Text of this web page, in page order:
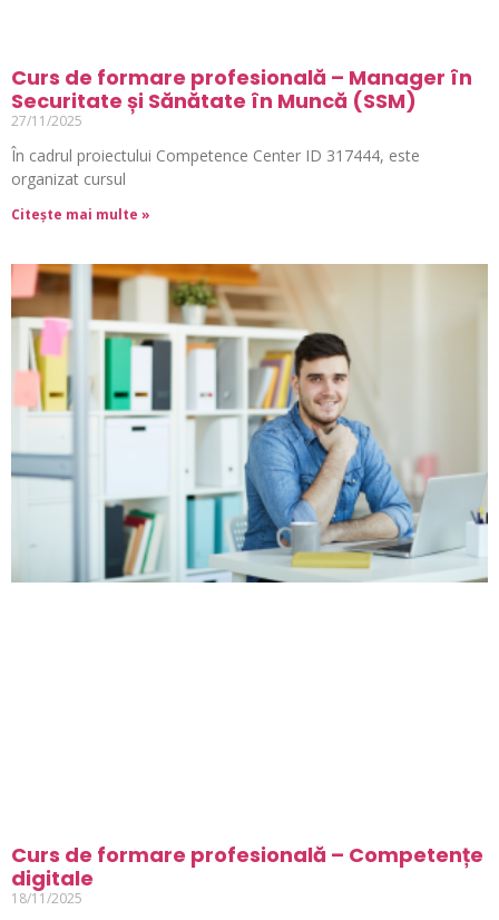
Curs de formare profesională – Manager în
Securitate și Sănătate în Muncă (SSM)
27/11/2025
În cadrul proiectului Competence Center ID 317444, este
organizat cursul
Citește mai multe »
Curs de formare profesională – Competențe
digitale
18/11/2025